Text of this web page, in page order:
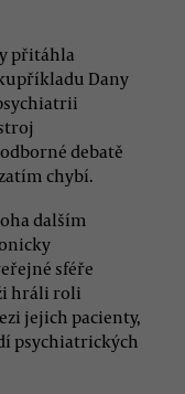
přitáhla
Dany
debatě
chybí.
dalším
sféře
hráli roli
jejich pacienty,
psychiatrických